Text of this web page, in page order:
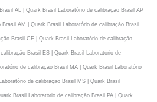
AL | Quark Brasil Laboratório de calibraçāo Brasil AP
Brasil AM | Quark Brasil Laboratório de calibraçāo Brasil
Brasil CE | Quark Brasil Laboratório de calibraçāo
Brasil ES | Quark Brasil Laboratório de
de calibraçāo Brasil MA | Quark Brasil Laboratório
de calibraçāo Brasil MS | Quark Brasil
Brasil Laboratório de calibraçāo Brasil PA | Quark